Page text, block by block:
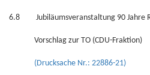
6.8 Jubiläumsveranstaltung 90 Jahre
Vorschlag zur TO (CDU-Fraktion)
(Drucksache Nr.: 22886-21)